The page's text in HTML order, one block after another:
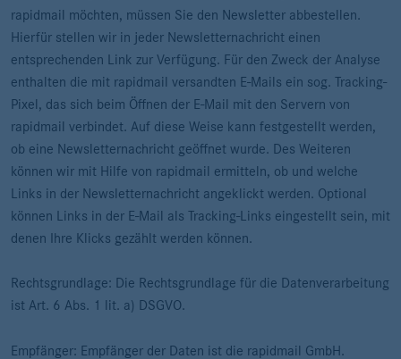
rapidmail möchten, müssen Sie den Newsletter abbestellen.
Hierfür stellen wir in jeder Newsletternachricht einen
entsprechenden Link zur Verfügung. Für den Zweck der Analyse
enthalten die mit rapidmail versandten E-Mails ein sog. Tracking-
Pixel, das sich beim Öffnen der E-Mail mit den Servern von
rapidmail verbindet. Auf diese Weise kann festgestellt werden,
ob eine Newsletternachricht geöffnet wurde. Des Weiteren
können wir mit Hilfe von rapidmail ermitteln, ob und welche
Links in der Newsletternachricht angeklickt werden. Optional
können Links in der E-Mail als Tracking-Links eingestellt sein, mit
denen Ihre Klicks gezählt werden können.
Rechtsgrundlage: Die Rechtsgrundlage für die Datenverarbeitung
ist Art. 6 Abs. 1 lit. a) DSGVO.
Empfänger: Empfänger der Daten ist die rapidmail GmbH.